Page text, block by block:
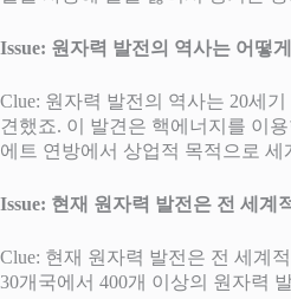
Issue: 원자력 발전의 역사는 어떻
Clue: 원자력 발전의 역사는 20세
견했죠. 이 발견은 핵에너지를 이
에트 연방에서 상업적 목적으로
Issue: 현재 원자력 발전은 전 세계
Clue: 현재 원자력 발전은 전 세계
30개국에서 400개 이상의 원자력